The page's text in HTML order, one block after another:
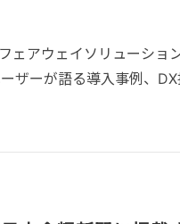
ェアウェイソリューショ
ザーが語る導入事例、DX